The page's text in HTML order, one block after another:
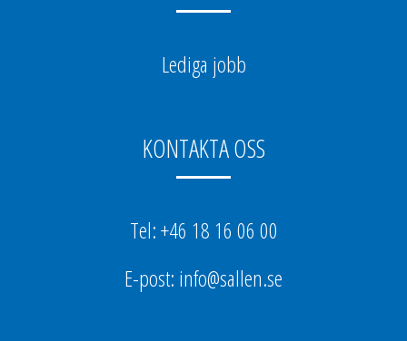
Lediga jobb
KONTAKTA OSS
Tel: +46 18 16 06 00
E-post: info@sallen.se